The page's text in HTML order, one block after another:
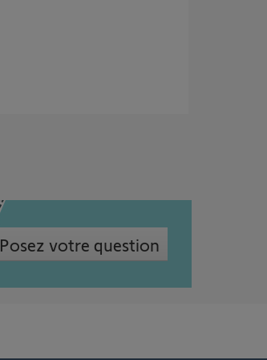
Posez votre question